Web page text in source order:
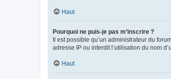
Haut
Pourquoi ne puis-je pas m’inscrire ?
Il est possible qu’un administrateur du
adresse IP ou interdit l’utilisation du nom
Haut